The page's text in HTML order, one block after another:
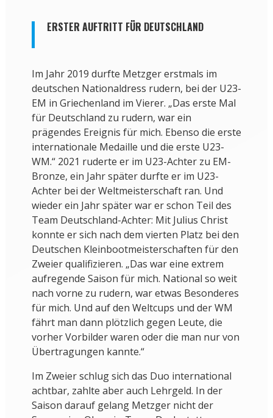
ERSTER AUFTRITT FÜR DEUTSCHLAND
Im Jahr 2019 durfte Metzger erstmals im
deutschen Nationaldress rudern, bei der U23-
EM in Griechenland im Vierer. „Das erste Mal
für Deutschland zu rudern, war ein
prägendes Ereignis für mich. Ebenso die erste
internationale Medaille und die erste U23-
WM.“ 2021 ruderte er im U23-Achter zu EM-
Bronze, ein Jahr später durfte er im U23-
Achter bei der Weltmeisterschaft ran. Und
wieder ein Jahr später war er schon Teil des
Team Deutschland-Achter: Mit Julius Christ
konnte er sich nach dem vierten Platz bei den
Deutschen Kleinbootmeisterschaften für den
Zweier qualifizieren. „Das war eine extrem
aufregende Saison für mich. National so weit
nach vorne zu rudern, war etwas Besonderes
für mich. Und auf den Weltcups und der WM
fährt man dann plötzlich gegen Leute, die
vorher Vorbilder waren oder die man nur von
Übertragungen kannte.“
Im Zweier schlug sich das Duo international
achtbar, zahlte aber auch Lehrgeld. In der
Saison darauf gelang Metzger nicht der